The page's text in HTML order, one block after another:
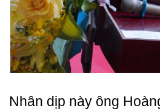
Nhân dịp này ông